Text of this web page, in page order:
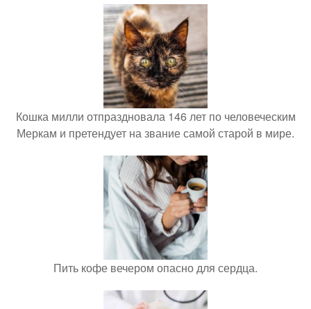
Кошка милли отпраздновала 146 лет по человеческим
Меркам и претендует на звание самой старой в мире.
Пить кофе вечером опасно для сердца.